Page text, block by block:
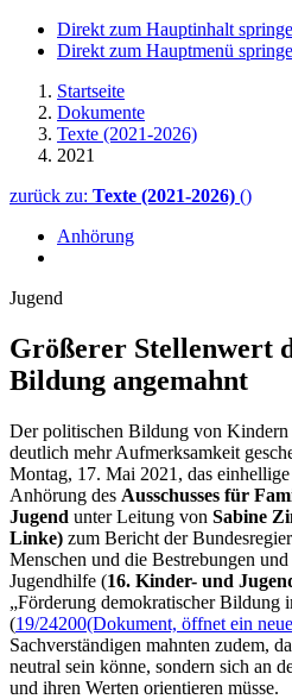
Direkt zum Hauptinhalt
Direkt zum Hauptmenü
Startseite
Dokumente
Texte (2021-2026)
2021
zurück zu: Texte (2021-2026) ()
Anhörung
Jugend
Größerer Stellenwert
Bildung angemahnt
Der politischen Bildung von Kindern
deutlich mehr Aufmerksamkeit
Montag, 17. Mai 2021, das
Anhörung des Ausschusses für
Jugend unter Leitung von Sabine
Linke) zum Bericht der
Menschen und die Bestrebungen
Jugendhilfe (16. Kinder- und
„Förderung demokratischer Bildung
(19/24200(Dokument, öffnet ein
Sachverständigen mahnten zudem,
neutral sein könne, sondern sich an
und ihren Werten orientieren müsse.